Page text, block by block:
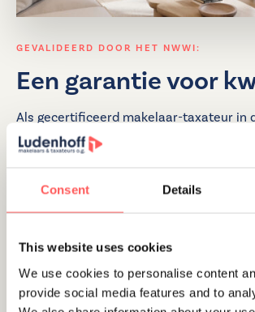
Consent Details
This website uses cookies
We use cookies to personalise content
provide social media features and to
GEVALIDEERD DOOR HET NWWI:
Een garantie voor
Als gecertificeerd makelaar-taxateur in
Utrecht,Amstelveen
en Amsterdam
bij het NWWI (Nederlands Woning
kwaliteitseisen voldoet, al onze
onafhankelijk gevalideerd.
Afspraak maken